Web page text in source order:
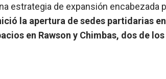
estrategia de expansión encabezada
la apertura de sedes partidarias en
en Rawson y Chimbas, dos de